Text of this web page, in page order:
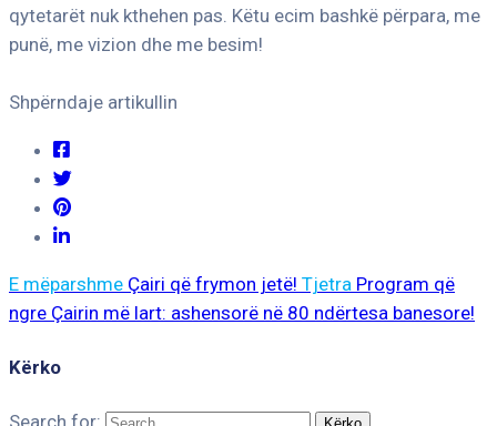
qytetarët nuk kthehen pas. Këtu ecim bashkë përpara, me
punë, me vizion dhe me besim!
Shpërndaje artikullin
E mëparshme Çairi që frymon jetë! Tjetra Program që
ngre Çairin më lart: ashensorë në 80 ndërtesa banesore!
Kërko
Search for: